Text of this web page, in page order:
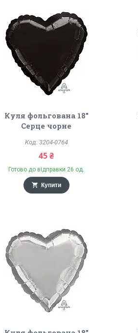
Куля фольгована 18"
Серце чорне
3204-0764
45 ₴
Готово до відправки 26 од.
Купити